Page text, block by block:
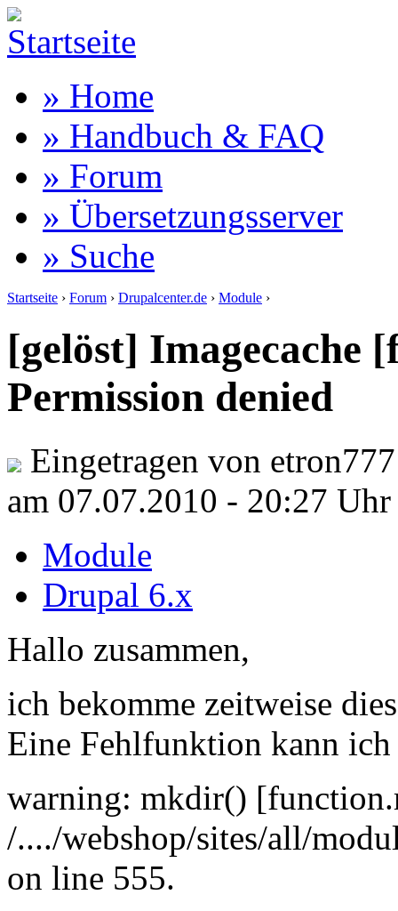
» Home
» Handbuch & FAQ
» Forum
» Übersetzungsserver
» Suche
Startseite › Forum › Drupalcenter.de › Module ›
[gelöst] Imagecache
Permission denied
Eingetragen von
am 07.07.2010 - 20:27 Uhr
Module
Drupal 6.x
Hallo zusammen,
ich bekomme zeitweise
Eine Fehlfunktion kann
warning: mkdir()
/..../webshop/sites/all/
on line 555.